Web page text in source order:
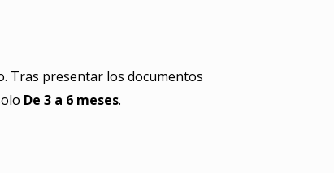
Tras presentar los documentos
De 3 a 6 meses.